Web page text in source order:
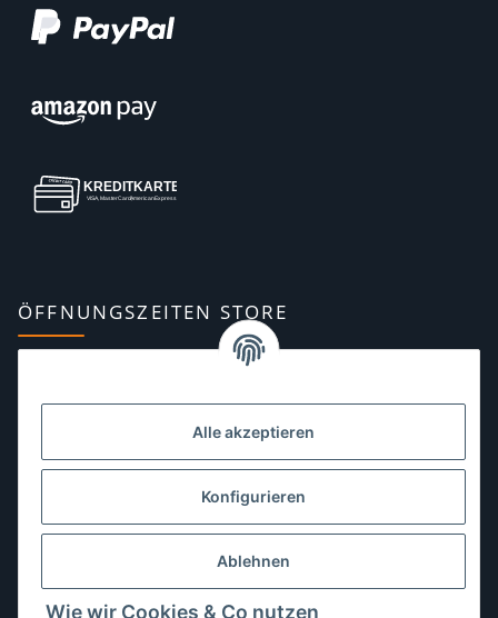
Alle akzeptieren
Konfigurieren
Ablehnen
Wie wir Cookies & Co nutzen
ÖFFNUNGSZEITEN STORE
10:00–13:00, 14:00–18:00 Uhr
Dienstag:10:00–13:00, 14:00–16:00 Uhr
10:00–13:00 Uhr
Freitag:10:00–13:00, 14:00–18:00 Uhr